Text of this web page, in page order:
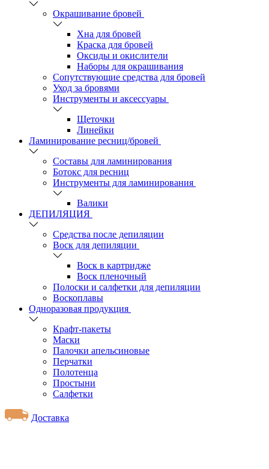
Окрашивание бровей
Хна для бровей
Краска для бровей
Оксиды и окислители
Наборы для окрашивания
Сопутствующие средства для бровей
Уход за бровями
Инструменты и аксессуары
Щеточки
Линейки
Ламинирование ресниц/бровей
Составы для ламинирования
Ботокс для ресниц
Инструменты для ламинирования
Валики
ДЕПИЛЯЦИЯ
Средства после депиляции
Воск для депиляции
Воск в картридже
Воск пленочный
Полоски и салфетки для депиляции
Воскоплавы
Одноразовая продукция
Крафт-пакеты
Маски
Палочки апельсиновые
Перчатки
Полотенца
Простыни
Салфетки
Доставка